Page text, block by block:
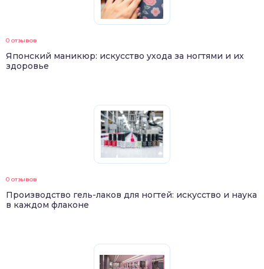
0 отзывов
Японский маникюр: искусство ухода за ногтями и их
здоровье
0 отзывов
Производство гель-лаков для ногтей: искусство и наука
в каждом флаконе